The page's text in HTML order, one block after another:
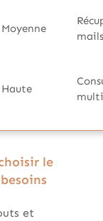
Moyenne
mails
Haute
le
et